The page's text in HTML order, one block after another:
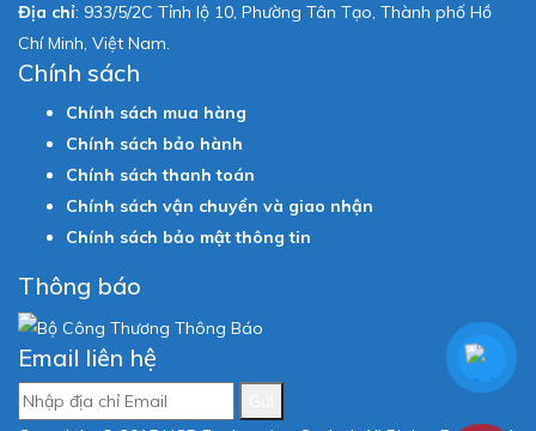
Địa chỉ: 933/5/2C Tỉnh lộ 10, Phường Tân Tạo, Thành phố Hồ
Chí Minh, Việt Nam.
Chính sách
Chính sách mua hàng
Chính sách bảo hành
Chính sách thanh toán
Chính sách vận chuyển và giao nhận
Chính sách bảo mật thông tin
Thông báo
Email liên hệ